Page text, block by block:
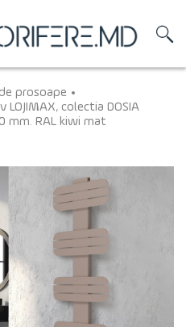
prosoape
colectia DOSIA
mm. RAL kiwi mat